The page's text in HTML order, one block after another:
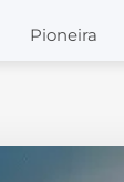
Pioneira